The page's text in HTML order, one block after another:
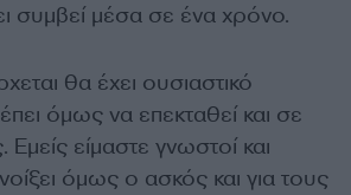
συμβεί μέσα σε ένα χρόνο.
θα έχει ουσιαστικό
όμως να επεκταθεί και σε
είμαστε γνωστοί και
όμως ο ασκός και για τους